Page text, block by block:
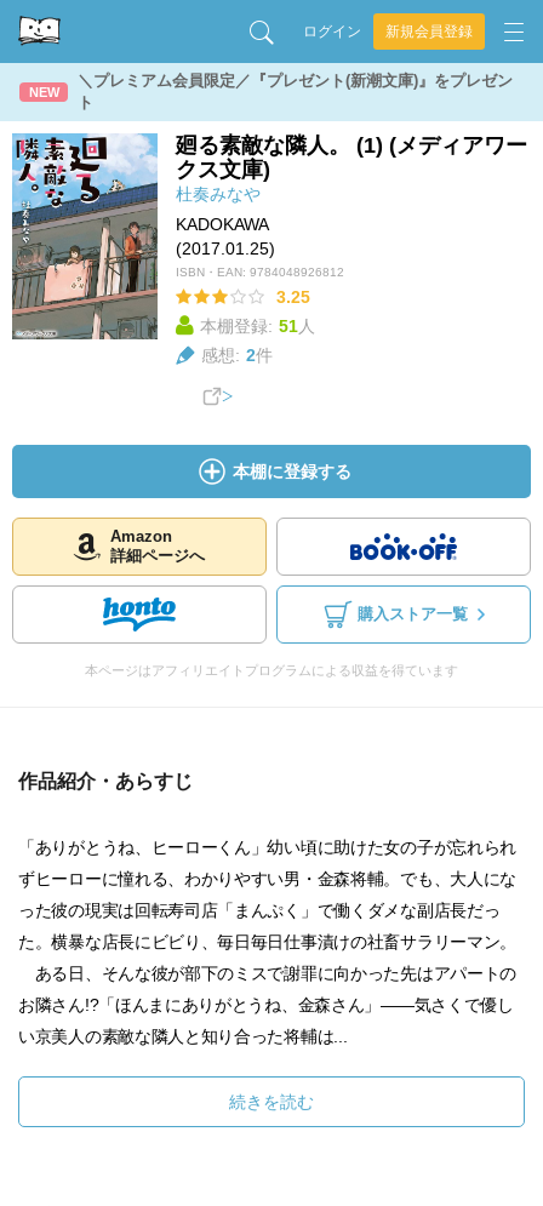
ログイン 新規会員登録
NEW
＼プレミアム会員限定／『プレゼント(新潮文庫)』をプレゼン
ト
廻る素敵な隣人。 (1) (メディアワー
クス文庫)
杜奏みなや
KADOKAWA
(2017.01.25)
ISBN・EAN: 9784048926812
3.25
本棚登録: 51人
感想: 2件
本棚に登録する
Amazon
詳細ページへ
購入ストア一覧
本ページはアフィリエイトプログラムによる収益を得ています
作品紹介・あらすじ
「ありがとうね、ヒーローくん」幼い頃に助けた女の子が忘れられ
ずヒーローに憧れる、わかりやすい男・金森将輔。でも、大人にな
った彼の現実は回転寿司店「まんぷく」で働くダメな副店長だっ
た。横暴な店長にビビり、毎日毎日仕事漬けの社畜サラリーマン。
ある日、そんな彼が部下のミスで謝罪に向かった先はアパートの
お隣さん!?「ほんまにありがとうね、金森さん」――気さくで優し
い京美人の素敵な隣人と知り合った将輔は...
続きを読む